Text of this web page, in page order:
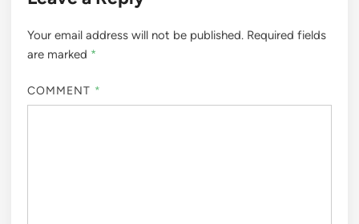
Your email address will not be published. Required fields
are marked *
COMMENT *